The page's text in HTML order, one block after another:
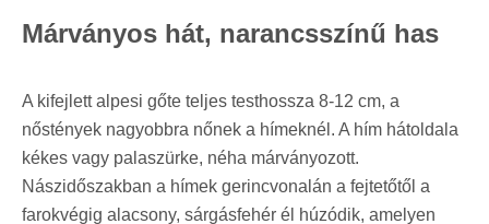
Márványos hát, narancsszínű has
A kifejlett alpesi gőte teljes testhossza 8-12 cm, a
nőstények nagyobbra nőnek a hímeknél. A hím hátoldala
kékes vagy palaszürke, néha márványozott.
Nászidőszakban a hímek gerincvonalán a fejtetőtől a
farokvégig alacsony, sárgásfehér él húzódik, amelyen